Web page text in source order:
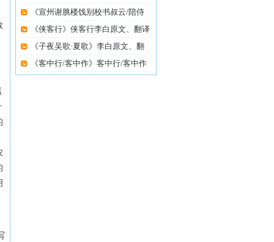
《宣州谢脁楼饯别校书叔云/陪侍
御
《侠客行》侠客行李白原文、翻译
《子夜吴歌·夏歌》李白原文、翻
《客中行/客中作》客中行/客中作